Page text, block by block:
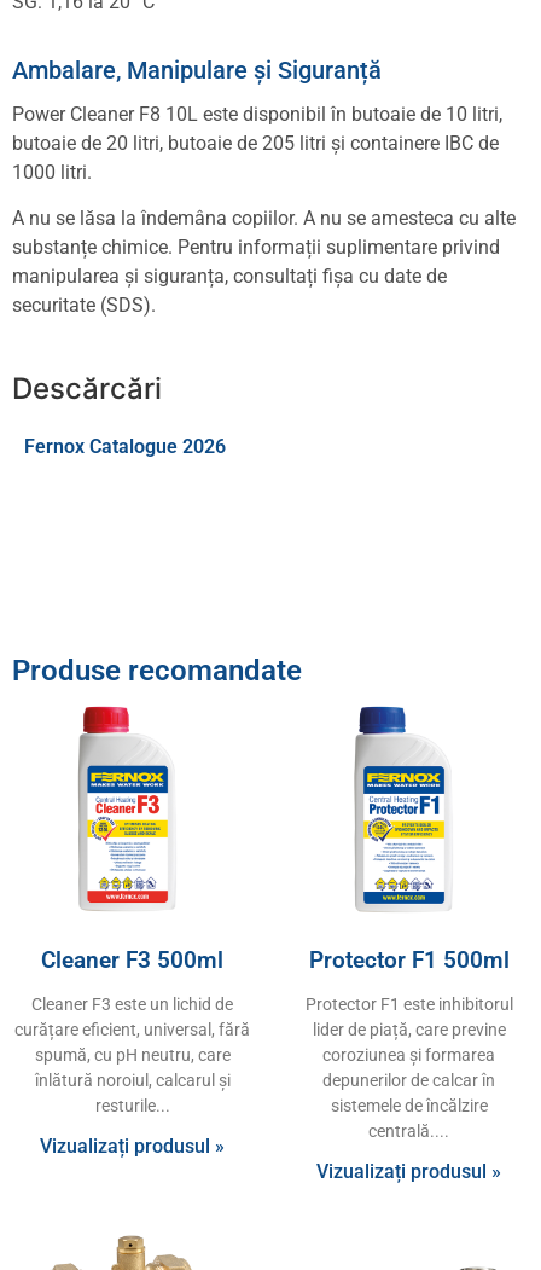
Ambalare, Manipulare și Siguranță
Power Cleaner F8 10L este disponibil în butoaie de 10 litri,
butoaie de 20 litri, butoaie de 205 litri și containere IBC de
1000 litri.
A nu se lăsa la îndemâna copiilor. A nu se amesteca cu alte
substanțe chimice. Pentru informații suplimentare privind
manipularea și siguranța, consultați fișa cu date de
securitate (SDS).
Descărcări
Fernox Catalogue 2026
Produse recomandate
Cleaner F3 500ml
Cleaner F3 este un lichid de
curățare eficient, universal, fără
spumă, cu pH neutru, care
înlătură noroiul, calcarul și
resturile
Vizualizați produsul »
Protector F1 500ml
Protector F1 este inhibitorul
lider de piață, care previne
coroziunea și formarea
depunerilor de calcar în
sistemele de încălzire
centrală.
Vizualizați produsul »